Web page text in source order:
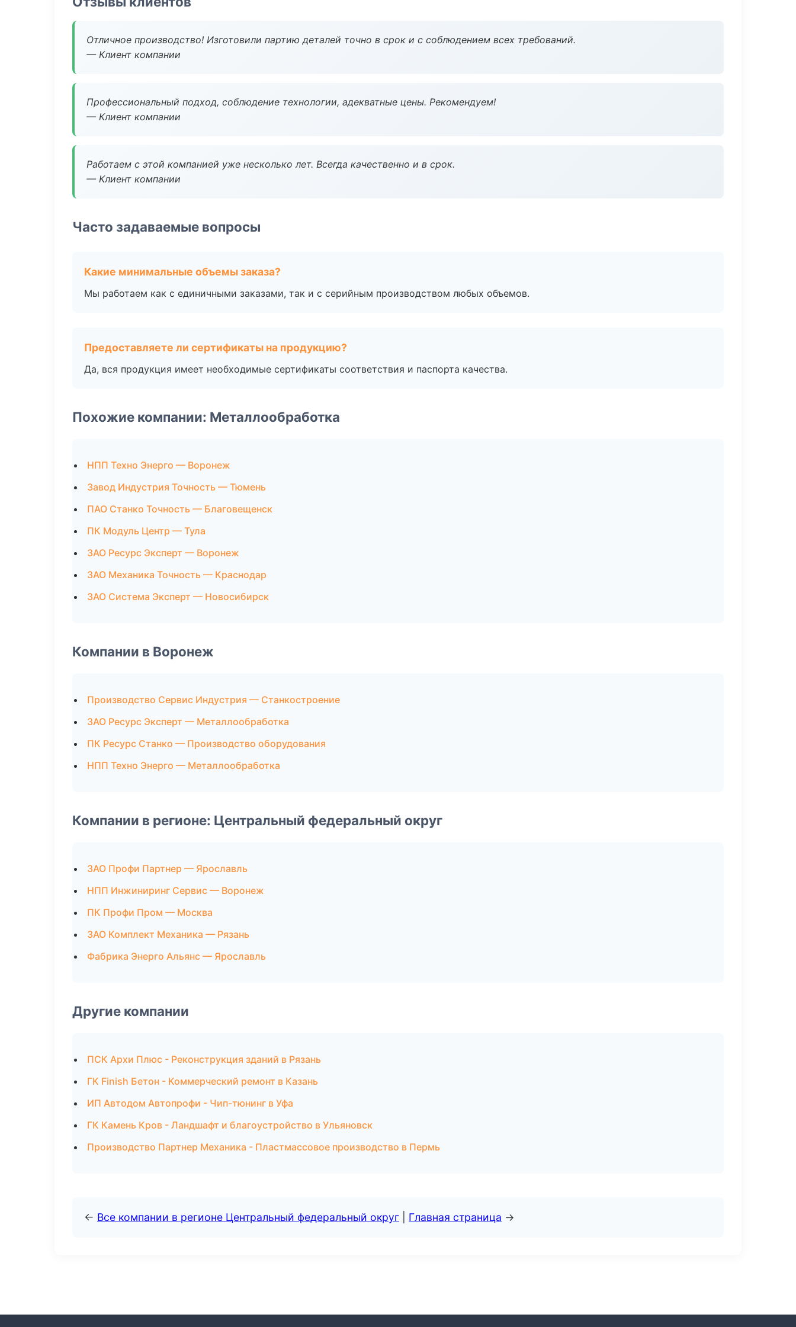
Отличное производство! Изготовили партию деталей точно в срок и с соблюдением всех требований.
— Клиент компании
Профессиональный подход, соблюдение технологии, адекватные цены. Рекомендуем!
— Клиент компании
Работаем с этой компанией уже несколько лет. Всегда качественно и в срок.
— Клиент компании
Часто задаваемые вопросы
Какие минимальные объемы заказа?
Мы работаем как с единичными заказами, так и с серийным производством любых объемов.
Предоставляете ли сертификаты на продукцию?
Да, вся продукция имеет необходимые сертификаты соответствия и паспорта качества.
Похожие компании: Металлообработка
НПП Техно Энерго — Воронеж
Завод Индустрия Точность — Тюмень
ПАО Станко Точность — Благовещенск
ПК Модуль Центр — Тула
ЗАО Ресурс Эксперт — Воронеж
ЗАО Механика Точность — Краснодар
ЗАО Система Эксперт — Новосибирск
Компании в Воронеж
Производство Сервис Индустрия — Станкостроение
ЗАО Ресурс Эксперт — Металлообработка
ПК Ресурс Станко — Производство оборудования
НПП Техно Энерго — Металлообработка
Компании в регионе: Центральный федеральный округ
ЗАО Профи Партнер — Ярославль
НПП Инжиниринг Сервис — Воронеж
ПК Профи Пром — Москва
ЗАО Комплект Механика — Рязань
Фабрика Энерго Альянс — Ярославль
Другие компании
ПСК Архи Плюс - Реконструкция зданий в Рязань
ГК Finish Бетон - Коммерческий ремонт в Казань
ИП Автодом Автопрофи - Чип-тюнинг в Уфа
ГК Камень Кров - Ландшафт и благоустройство в Ульяновск
Производство Партнер Механика - Пластмассовое производство в Пермь
← Все компании в регионе Центральный федеральный округ Главная страница →